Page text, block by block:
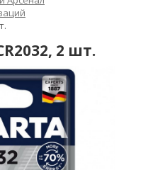
2 шт.